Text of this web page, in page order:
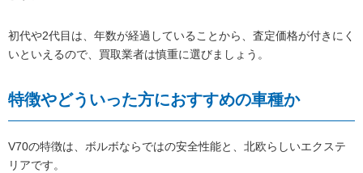
初代や2代目は、年数が経過していることから、査定価格が付きにく
いといえるので、買取業者は慎重に選びましょう。
特徴やどういった方におすすめの車種か
V70の特徴は、ボルボならではの安全性能と、北欧らしいエクステ
リアです。